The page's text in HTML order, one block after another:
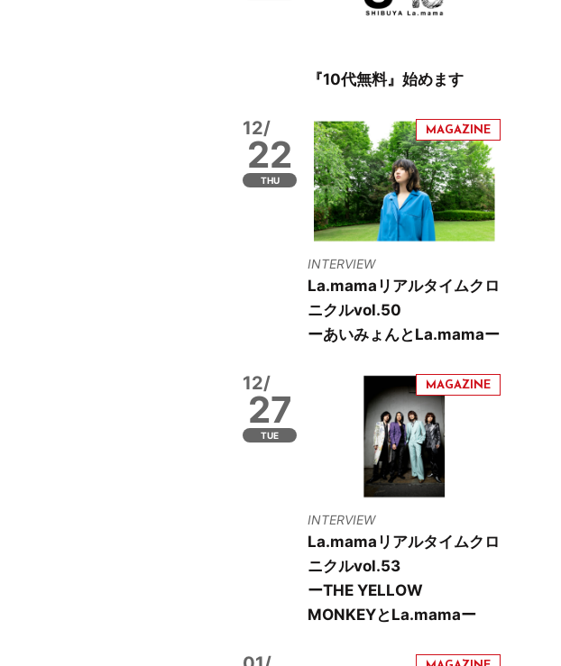
『10代無料』始めます
12/
22
THU
INTERVIEW
La.mamaリアルタイムクロ
ニクルvol.50
ーあいみょんとLa.mamaー
12/
27
TUE
INTERVIEW
La.mamaリアルタイムクロ
ニクルvol.53
ーTHE YELLOW
MONKEYとLa.mamaー